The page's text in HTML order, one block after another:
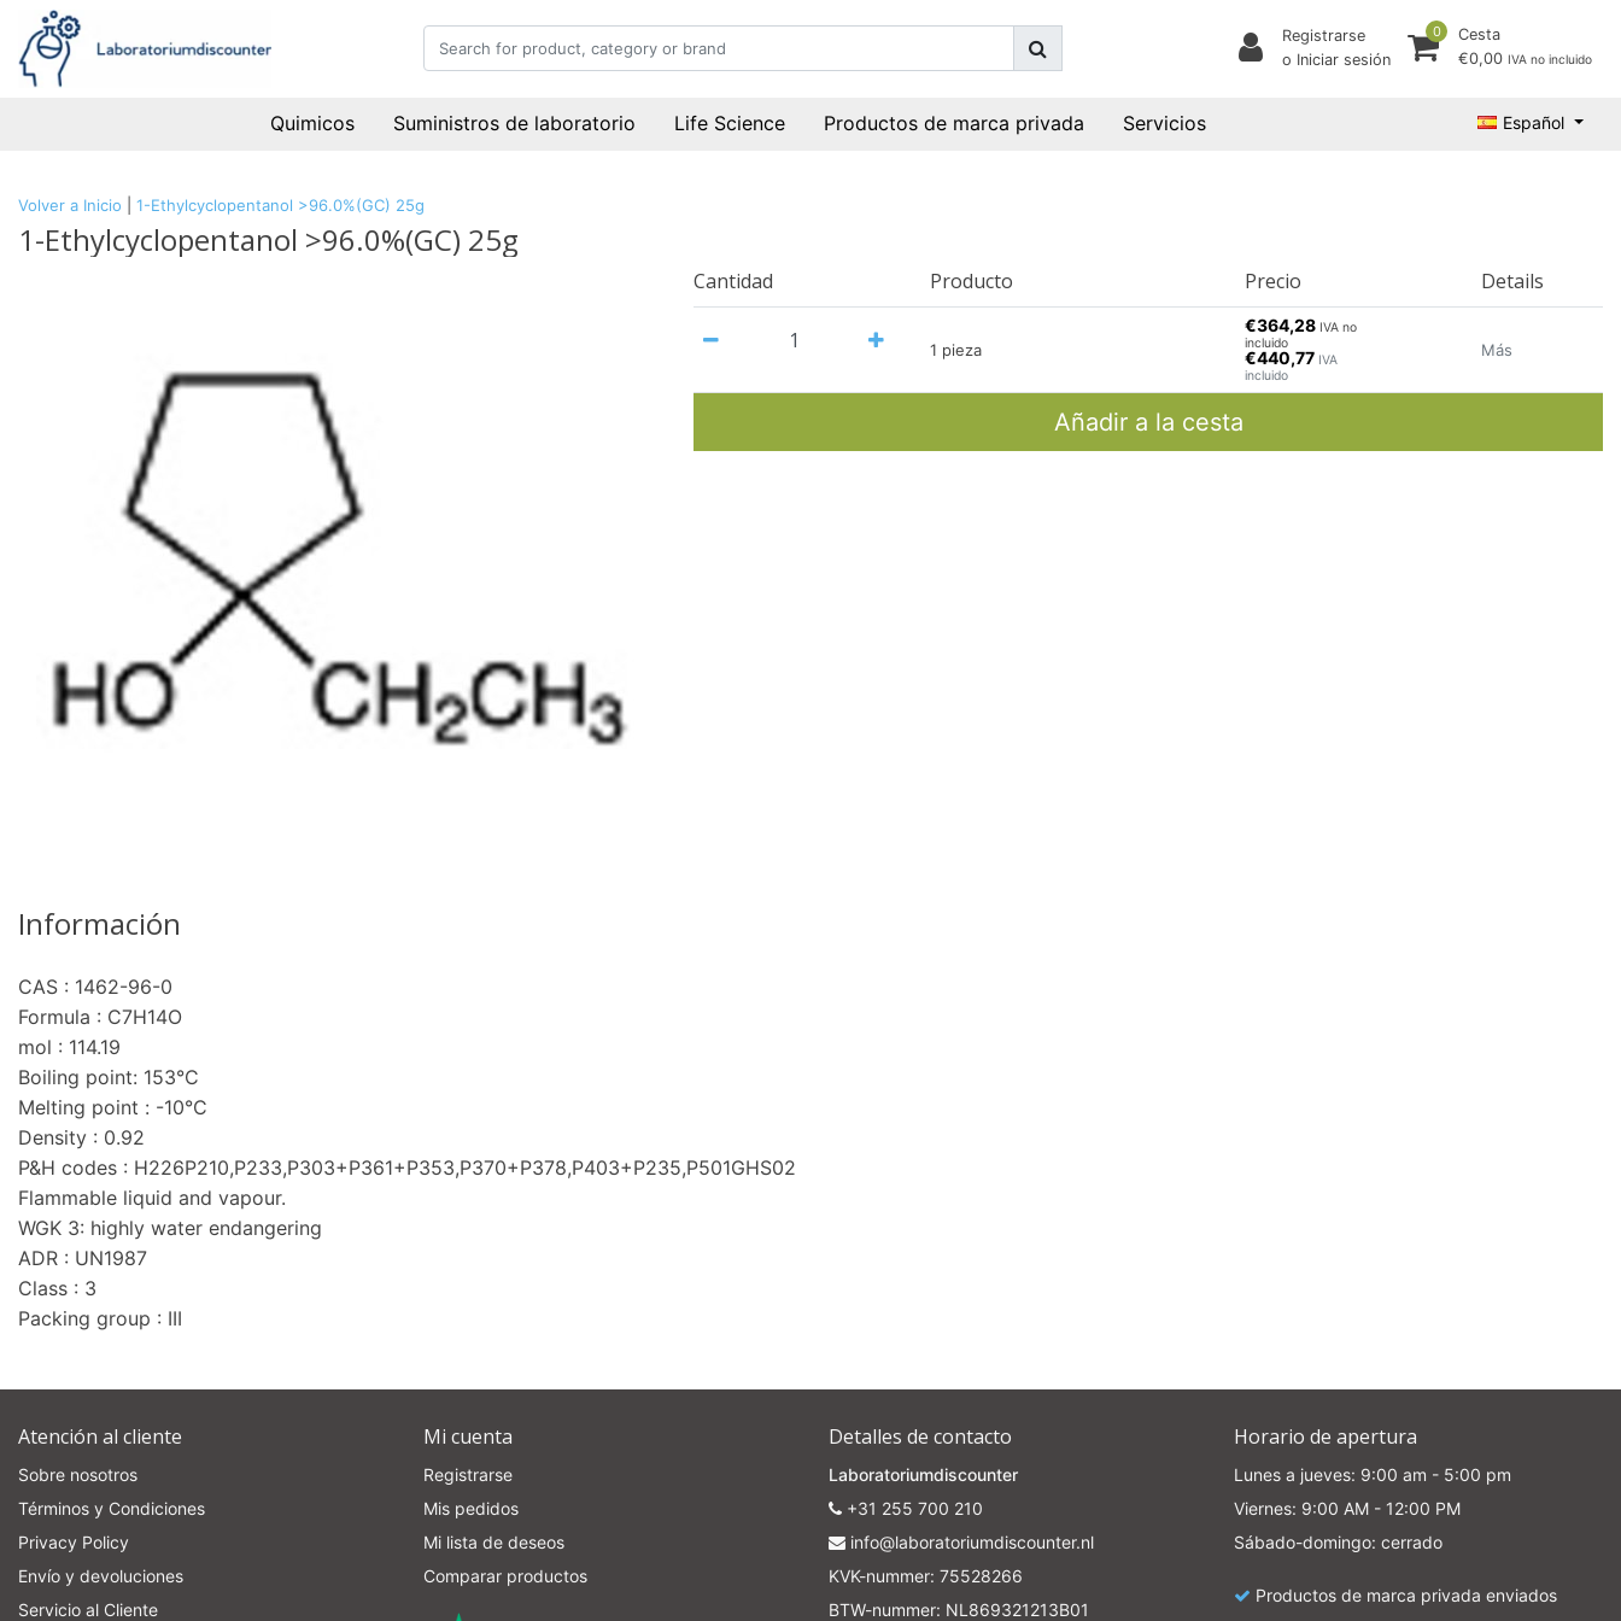
Registrarse
o Iniciar sesión
0
Cesta
€0,00 IVA no incluido
Quimicos Suministros de laboratorio Life Science Productos de marca privada Servicios Español
Volver a Inicio 1-Ethylcyclopentanol >96.0%(GC) 25g
1-Ethylcyclopentanol >96.0%(GC) 25g
Cantidad Producto Precio Details
1 pieza
€364,28 IVA no
incluido
€440,77 IVA
incluido
Más
Añadir a la cesta
Información
CAS : 1462-96-0
Formula : C7H14O
mol : 114.19
Boiling point: 153°C
Melting point : -10°C
Density : 0.92
P&H codes : H226P210,P233,P303+P361+P353,P370+P378,P403+P235,P501GHS02
Flammable liquid and vapour.
WGK 3: highly water endangering
ADR : UN1987
Class : 3
Packing group : III
Atención al cliente
Sobre nosotros
Términos y Condiciones
Privacy Policy
Envío y devoluciones
Servicio al Cliente
Mi cuenta
Registrarse
Mis pedidos
Mi lista de deseos
Comparar productos
Detalles de contacto
Laboratoriumdiscounter
+31 255 700 210
info@laboratoriumdiscounter.nl
KVK-nummer: 75528266
BTW-nummer: NL869321213B01
Horario de apertura
Lunes a jueves: 9:00 am - 5:00 pm
Viernes: 9:00 AM - 12:00 PM
Sábado-domingo: cerrado
Productos de marca privada enviados